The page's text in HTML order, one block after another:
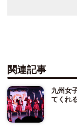
関連記事
九州女
てくれ